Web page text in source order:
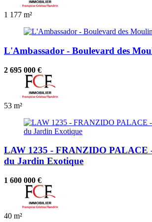
1 177 m²
L'Ambassador - Boulevard des
2 695 000 €
53 m²
LAW 1235 - FRANZIDO PALACE
du Jardin Exotique
1 600 000 €
40 m²